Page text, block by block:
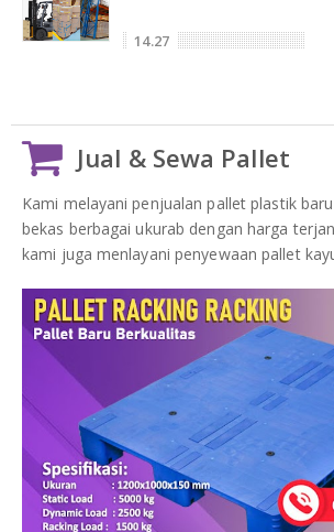
14.27
Jual & Sewa Pallet
Kami melayani penjualan pallet plastik
bekas berbagai ukurab dengan harga
kami juga menlayani penyewaan pallet